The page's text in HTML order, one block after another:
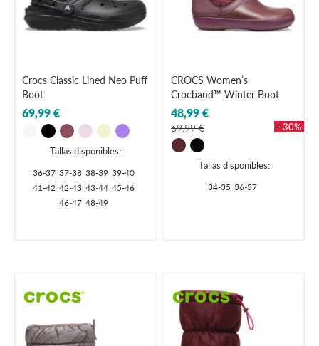
Crocs Classic Lined Neo Puff
Boot
69,99 €
Tallas disponibles:
36-37 37-38 38-39 39-40
41-42 42-43 43-44 45-46
46-47 48-49
CROCS Women’s
Crocband™ Winter Boot
48,99 €
69,99 € - 30%
Tallas disponibles:
34-35 36-37